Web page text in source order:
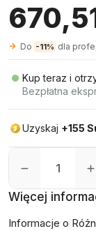
Do -11% dla
Kup teraz i
Bezpłatna
Uzyskaj +155
Więcej
Informacje o